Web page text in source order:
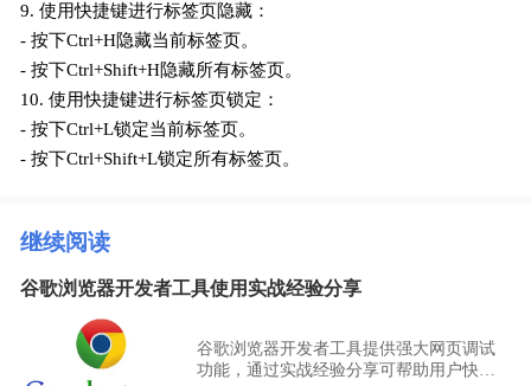
9. 使用快捷键进行标签页隐藏：
- 按下Ctrl+H隐藏当前标签页。
- 按下Ctrl+Shift+H隐藏所有标签页。
10. 使用快捷键进行标签页锁定：
- 按下Ctrl+L锁定当前标签页。
- 按下Ctrl+Shift+L锁定所有标签页。
继续阅读
谷歌浏览器开发者工具使用实战经验分享
谷歌浏览器开发者工具提供强大网页调试
功能，通过实战经验分享可帮助用户快速